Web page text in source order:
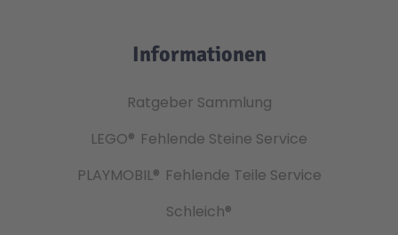
Informationen
Ratgeber Sammlung
LEGO® Fehlende Steine Service
PLAYMOBIL® Fehlende Teile Service
Schleich®